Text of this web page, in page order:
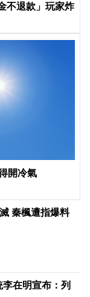
不退款」玩家炸
開冷氣
秦楓遭指爆料
在明宣布：列